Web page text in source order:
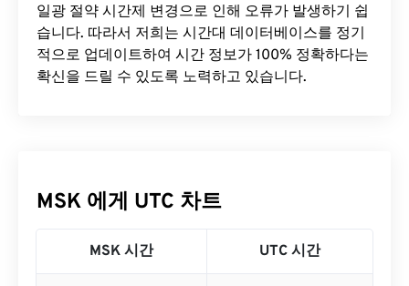
일광 절약 시간제 변경으로 인해 오류가 발생하기 쉽
습니다. 따라서 저희는 시간대 데이터베이스를 정기
적으로 업데이트하여 시간 정보가 100% 정확하다는
확신을 드릴 수 있도록 노력하고 있습니다.
MSK 에게 UTC 차트
MSK 시간 UTC 시간